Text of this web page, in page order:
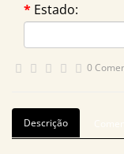
Estado:
0
Descrição